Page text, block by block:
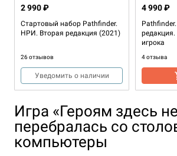
Стартовый набор Pathfinder.
НРИ. Вторая редакция (2021)
26 отзывов
2 990 ₽
Уведомить о наличии
редакция.
игрока
4 отзыва
4 990 ₽
Игра «Героям здесь
перебралась со
компьютеры